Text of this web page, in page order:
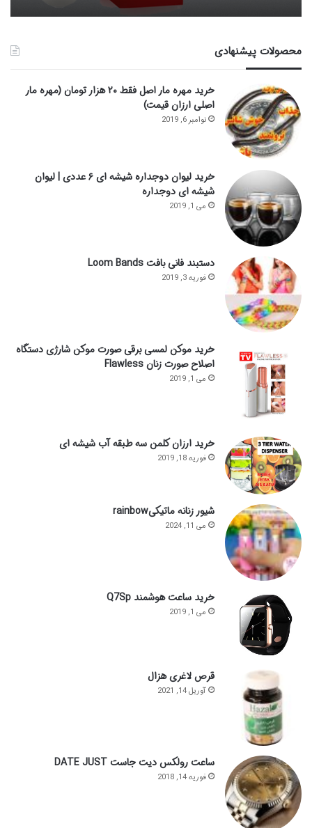
محصولات پیشنهادی
خرید مهره مار اصل فقط ۲۰ هزار تومان (مهره مار
اصلی ارزان قیمت)
نوامبر 6, 2019
خرید لیوان دوجداره شیشه ای ۶ عددی | لیوان
شیشه ای دوجداره
می 1, 2019
دستبند فانی بافت Loom Bands
فوریه 3, 2019
خرید موکن لمسی برقی صورت موکن شارژی دستگاه
اصلاح صورت زنان Flawless
می 1, 2019
خرید ارزان کلمن سه طبقه آب شیشه ای
فوریه 18, 2019
شیور زنانه ماتیکیrainbow
می 11, 2024
خرید ساعت هوشمند Q7Sp
می 1, 2019
قرص لاغری هزال
آوریل 14, 2021
ساعت رولکس دیت جاست DATE JUST
فوریه 14, 2018